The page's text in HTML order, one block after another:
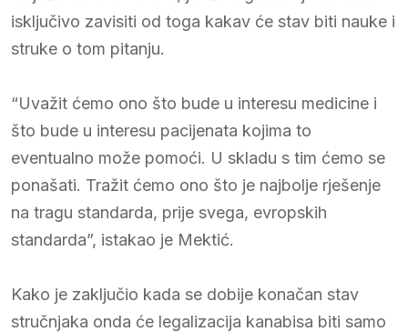
isključivo zavisiti od toga kakav će stav biti nauke i
struke o tom pitanju.
“Uvažit ćemo ono što bude u interesu medicine i
što bude u interesu pacijenata kojima to
eventualno može pomoći. U skladu s tim ćemo se
ponašati. Tražit ćemo ono što je najbolje rješenje
na tragu standarda, prije svega, evropskih
standarda”, istakao je Mektić.
Kako je zaključio kada se dobije konačan stav
stručnjaka onda će legalizacija kanabisa biti samo